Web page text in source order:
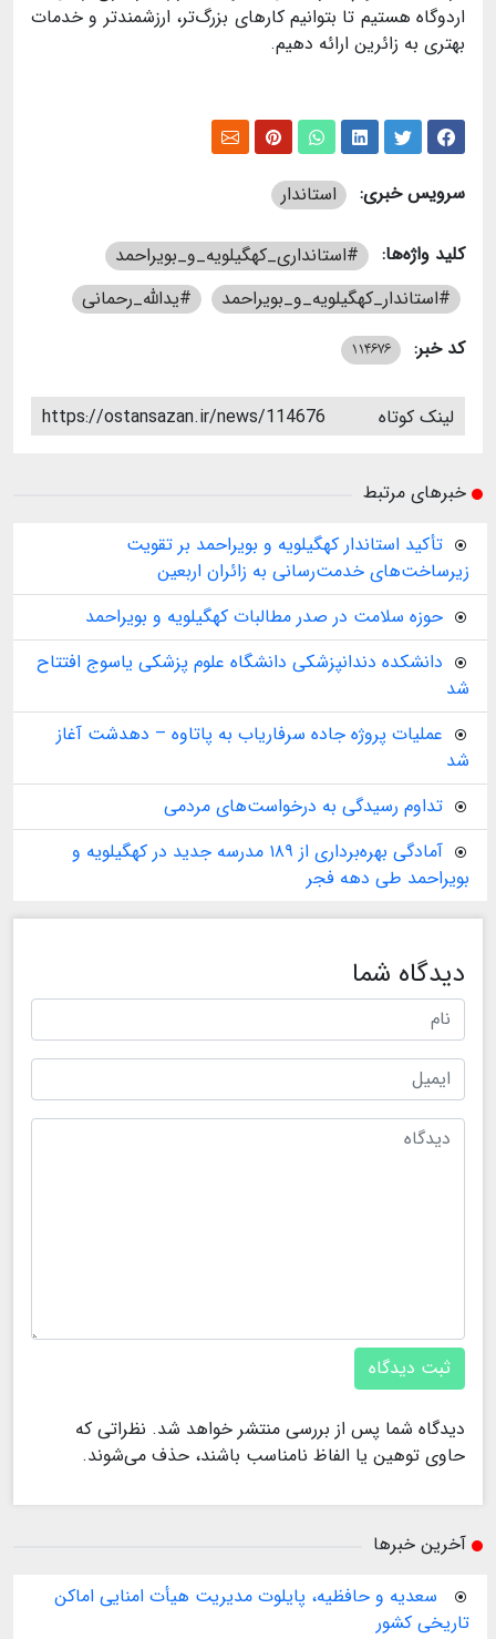
اردوگاه هستیم تا بتوانیم کارهای بزرگ‌تر، ارزشمندتر و خدمات
بهتری به زائرین ارائه دهیم.
سرویس خبری: استاندار
کلید واژه‌ها:
#استانداری_کهگیلویه_و_بویراحمد
#استاندار_کهگیلویه_و_بویراحمد
#یدالله_رحمانی
کد خبر:
114676
لینک کوتاه https://ostansazan.ir/news/114676
خبرهای مرتبط
تأکید استاندار کهگیلویه و بویراحمد بر تقویت
زیرساخت‌های خدمت‌رسانی به زائران اربعین
حوزه سلامت در صدر مطالبات کهگیلویه و بویراحمد
دانشکده دندانپزشکی دانشگاه علوم پزشکی یاسوج افتتاح
شد
عملیات پروژه جاده سرفاریاب به پاتاوه – دهدشت آغاز
شد
تداوم رسیدگی به درخواست‌های مردمی
آمادگی بهره‌برداری از ۱۸۹ مدرسه جدید در کهگیلویه و
بویراحمد طی دهه فجر
دیدگاه شما
ثبت دیدگاه
دیدگاه شما پس از بررسی منتشر خواهد شد. نظراتی که
حاوی توهین یا الفاظ نامناسب باشند، حذف می‌شوند.
آخرین خبرها
️ سعدیه و حافظیه، پایلوت مدیریت هیأت امنایی اماکن
تاریخی کشور